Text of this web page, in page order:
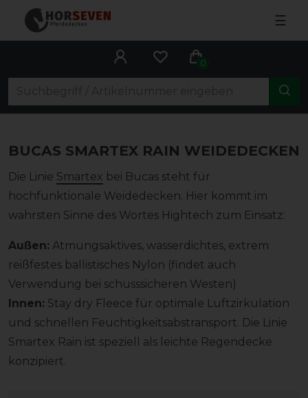
☰
0
BUCAS SMARTEX RAIN WEIDEDECKEN
Die Linie Smartex bei Bucas steht für
hochfunktionale Weidedecken. Hier kommt im
wahrsten Sinne des Wortes Hightech zum Einsatz:
Außen: Atmungsaktives, wasserdichtes, extrem
reißfestes ballistisches Nylon (findet auch
Verwendung bei schusssicheren Westen)
Innen: Stay dry Fleece für optimale Luftzirkulation
und schnellen Feuchtigkeitsabstransport. Die Linie
Smartex Rain ist speziell als leichte Regendecke
konzipiert.